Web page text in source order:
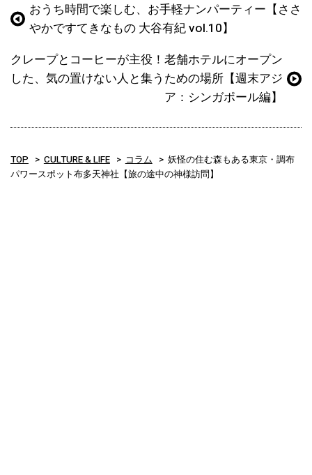
おうち時間で楽しむ、お手軽ナンパーティー【ささ
やかですてきなもの 大谷有紀 vol.10】
クレープとコーヒーが主役！老舗ホテルにオープン
した、気の置けない人と集うための場所【週末アジ
ア：シンガポール編】
TOP CULTURE & LIFE コラム
妖怪の住む森もある東京・調布
パワースポット布多天神社【旅の途中の神様訪問】